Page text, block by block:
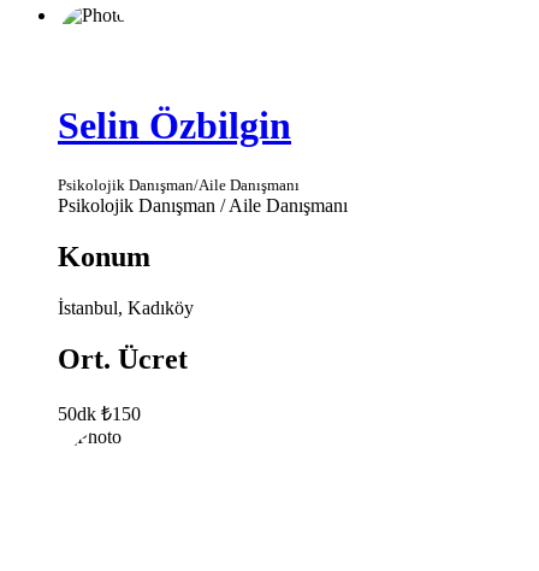
Selin Özbilgin
Psikolojik Danışman/Aile Danışmanı
Psikolojik Danışman / Aile Danışmanı
Konum
İstanbul, Kadıköy
Ort. Ücret
50dk ₺150